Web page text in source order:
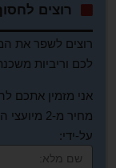
רוצים
רוצים לשפר את
לכם וריביות
אני מזמין אתכם
מחיר מ-2
על-ידי: